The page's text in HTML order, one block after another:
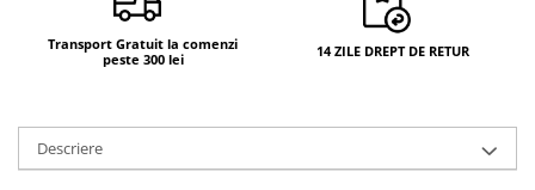
Transport Gratuit la comenzi
peste 300 lei
14 ZILE DREPT DE RETUR
Descriere